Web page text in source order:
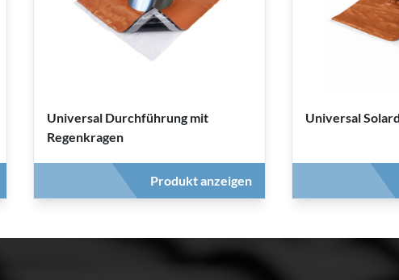
Universal Durchführung mit
Regenkragen
Produkt anzeigen
Universal